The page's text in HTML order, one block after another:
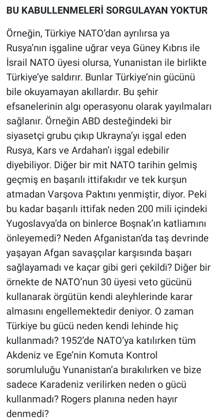
BU KABULLENMELERİ SORGULAYAN YOKTUR
Örneğin, Türkiye NATO’dan ayrılırsa ya
Rusya’nın işgaline uğrar veya Güney Kıbrıs ile
İsrail NATO üyesi olursa, Yunanistan ile birlikte
Türkiye’ye saldırır. Bunlar Türkiye’nin gücünü
bile okuyamayan akıllardır. Bu şehir
efsanelerinin algı operasyonu olarak yayılmaları
sağlanır. Örneğin ABD desteğindeki bir
siyasetçi grubu çıkıp Ukrayna’yı işgal eden
Rusya, Kars ve Ardahan’ı işgal edebilir
diyebiliyor. Diğer bir mit NATO tarihin gelmiş
geçmiş en başarılı ittifakıdır ve tek kurşun
atmadan Varşova Paktını yenmiştir, diyor. Peki
bu kadar başarılı ittifak neden 200 mili içindeki
Yugoslavya’da on binlerce Boşnak’ın katliamını
önleyemedi? Neden Afganistan’da taş devrinde
yaşayan Afgan savaşçılar karşısında başarı
sağlayamadı ve kaçar gibi geri çekildi? Diğer bir
örnekte de NATO’nun 30 üyesi veto gücünü
kullanarak örgütün kendi aleyhlerinde karar
almasını engellemektedir deniyor. O zaman
Türkiye bu gücü neden kendi lehinde hiç
kullanmadı? 1952’de NATO’ya katılırken tüm
Akdeniz ve Ege’nin Komuta Kontrol
sorumluluğu Yunanistan’a bırakılırken ve bize
sadece Karadeniz verilirken neden o gücü
kullanmadı? Rogers planına neden hayır
denmedi?